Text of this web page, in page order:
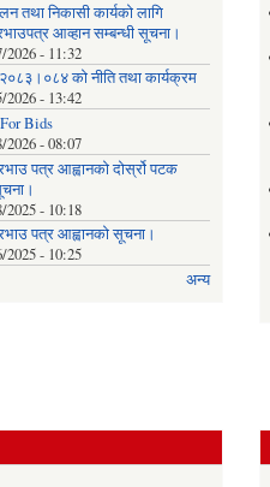
तथा निकासी कार्यको लागि
आव्हान सम्बन्धी सूचना।
2026 - 11:32
को नीति तथा कार्यक्रम
2026 - 13:42
Bids
2026 - 08:07
पत्र आह्वानको दोर्स्रो पटक
2025 - 10:18
पत्र आह्वानको सूचना।
2025 - 10:25
अन्य